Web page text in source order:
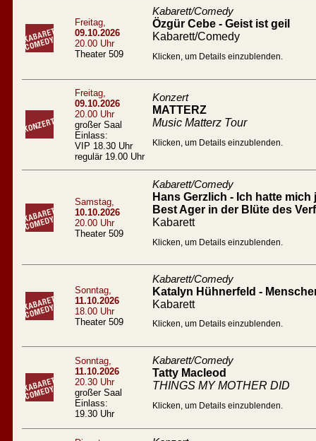
Freitag,
09.10.2026
20.00 Uhr
Theater 509
Kabarett/Comedy
Özgür Cebe - Geist ist geil
Kabarett/Comedy
Klicken, um Details einzublenden.
Freitag,
09.10.2026
20.00 Uhr
großer Saal
Einlass:
VIP 18.30 Uhr
regulär 19.00 Uhr
Konzert
MATTERZ
Music Matterz Tour
Klicken, um Details einzublenden.
Samstag,
10.10.2026
20.00 Uhr
Theater 509
Kabarett/Comedy
Hans Gerzlich - Ich hatte
Best Ager in der Blüte des
Kabarett
Klicken, um Details einzublenden.
Sonntag,
11.10.2026
18.00 Uhr
Theater 509
Kabarett/Comedy
Katalyn Hühnerfeld -
Kabarett
Klicken, um Details einzublenden.
Sonntag,
11.10.2026
20.30 Uhr
großer Saal
Einlass:
19.30 Uhr
Kabarett/Comedy
Tatty Macleod
THINGS MY MOTHER DID
Klicken, um Details einzublenden.